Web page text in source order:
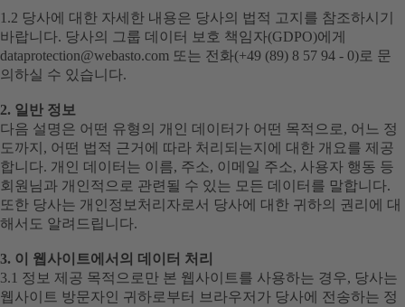
1.2 당사에 대한 자세한 내용은 당사의 법적 고지를 참조하시기
바랍니다. 당사의 그룹 데이터 보호 책임자(GDPO)에게
dataprotection@webasto.com 또는 전화(+49 (89) 8 57 94 - 0)로 문
의하실 수 있습니다.
2. 일반 정보
다음 설명은 어떤 유형의 개인 데이터가 어떤 목적으로, 어느 정
도까지, 어떤 법적 근거에 따라 처리되는지에 대한 개요를 제공
합니다. 개인 데이터는 이름, 주소, 이메일 주소, 사용자 행동 등
회원님과 개인적으로 관련될 수 있는 모든 데이터를 말합니다.
또한 당사는 개인정보처리자로서 당사에 대한 귀하의 권리에 대
해서도 알려드립니다.
3. 이 웹사이트에서의 데이터 처리
3.1 정보 제공 목적으로만 본 웹사이트를 사용하는 경우, 당사는
웹사이트 방문자인 귀하로부터 브라우저가 당사에 전송하는 정